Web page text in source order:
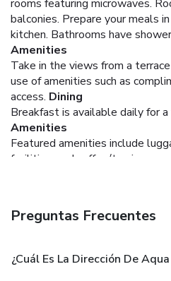
rooms featuring microwaves.
balconies. Prepare your meals
kitchen. Bathrooms have
Amenities
Take in the views from a
use of amenities such as
access. Dining
Breakfast is available daily for a
Amenities
Featured amenities include
facilities, and coffee/tea in a
Preguntas Frecuentes
¿Cuál Es La Dirección De